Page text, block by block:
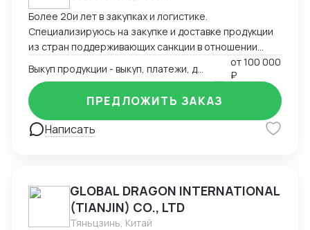
поставки и качество. · Прозрачность: полный
отчетность на всех этапах. · Сохраненные нервы и
время: чтобы сосредоточиться на развитии своего
Более 20и лет в закупках и логистике.
Специализируюсь на закупке и доставке продукции
из стран поддерживающих санкции в отношении
Отлаженная сеть поставок из Европы, Америки,
Китая. Платежи, выкуп, доставка. Продукция:
оборудование, нефтегазовый сектор,
микроэлектроника и прочее.
от100 000
₽
Написать
ПРЕДЛОЖИТЬ ЗАКАЗ
GLOBAL DRAGON INTERNATIONAL
(TIANJIN) CO., LTD
Тяньцзинь, Китай